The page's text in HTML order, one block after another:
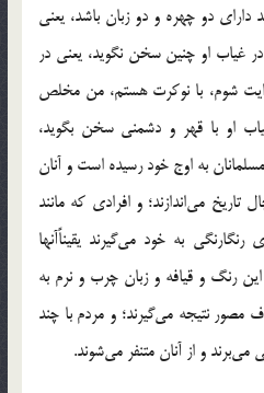
دارای دو چهره و دو زبان باشد، یعنی
غیاب او چنین سخن نگوید، یعنی در
شوم، با نوکرت هستم، من مخلص
او با قهر و دشمنی سخن بگوید،
به اوج خود رسیده است و آنان
می‌اندازند؛ و افرادی که مانند
به خود می‌گیرند یقیناًآنها
رنگ و قیافه و زبان چرب و نرم به
نتیجه می‌گیرند؛ و مردم با چند
می‌برند و از آنان متنفر می‌شوند.